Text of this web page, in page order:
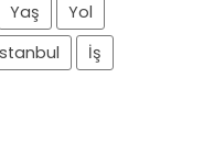
Yaş
Yol
İş